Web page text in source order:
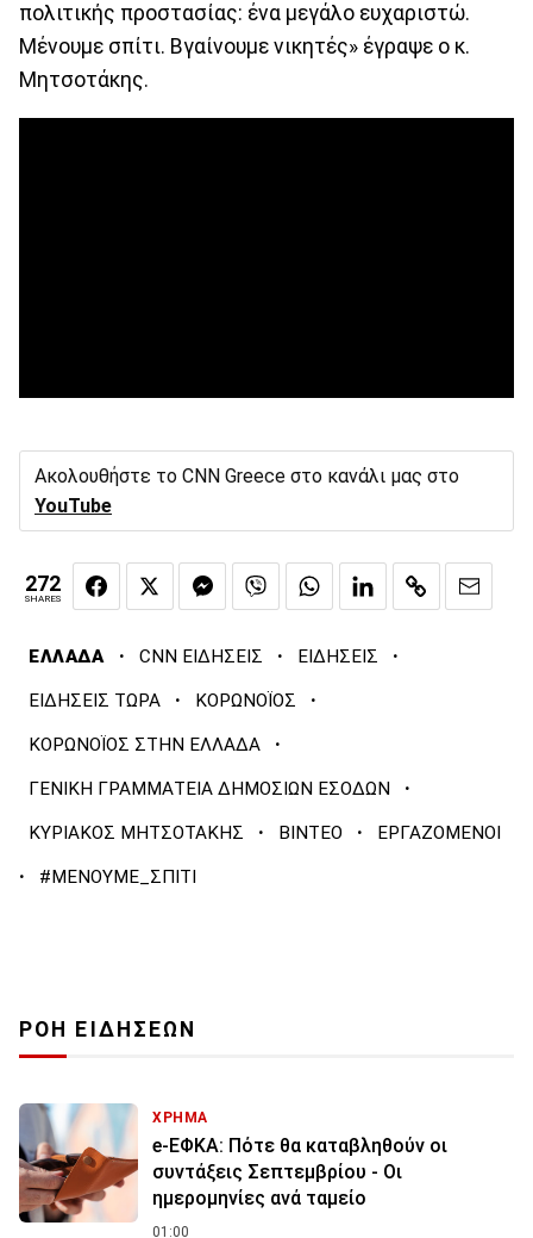
πολιτικής προστασίας: ένα μεγάλο ευχαριστώ.
Μένουμε σπίτι. Βγαίνουμε νικητές» έγραψε ο κ.
Μητσοτάκης.
Ακολουθήστε το CNN Greece στο κανάλι μας στο
YouTube
272
SHARES
ΕΛΛΑΔΑ · CNN ΕΙΔΗΣΕΙΣ · ΕΙΔΗΣΕΙΣ ·
ΕΙΔΗΣΕΙΣ ΤΩΡΑ · ΚΟΡΩΝΟΪΟΣ ·
ΚΟΡΩΝΟΪΟΣ ΣΤΗΝ ΕΛΛΑΔΑ ·
ΓΕΝΙΚΗ ΓΡΑΜΜΑΤΕΙΑ ΔΗΜΟΣΙΩΝ ΕΣΟΔΩΝ ·
ΚΥΡΙΑΚΟΣ ΜΗΤΣΟΤΑΚΗΣ · ΒΙΝΤΕΟ · ΕΡΓΑΖΟΜΕΝΟΙ
· #ΜΕΝΟΥΜΕ_ΣΠΙΤΙ
ΡΟΗ ΕΙΔΗΣΕΩΝ
ΧΡΗΜΑ
e-ΕΦΚΑ: Πότε θα καταβληθούν οι
συντάξεις Σεπτεμβρίου - Οι
ημερομηνίες ανά ταμείο
01:00